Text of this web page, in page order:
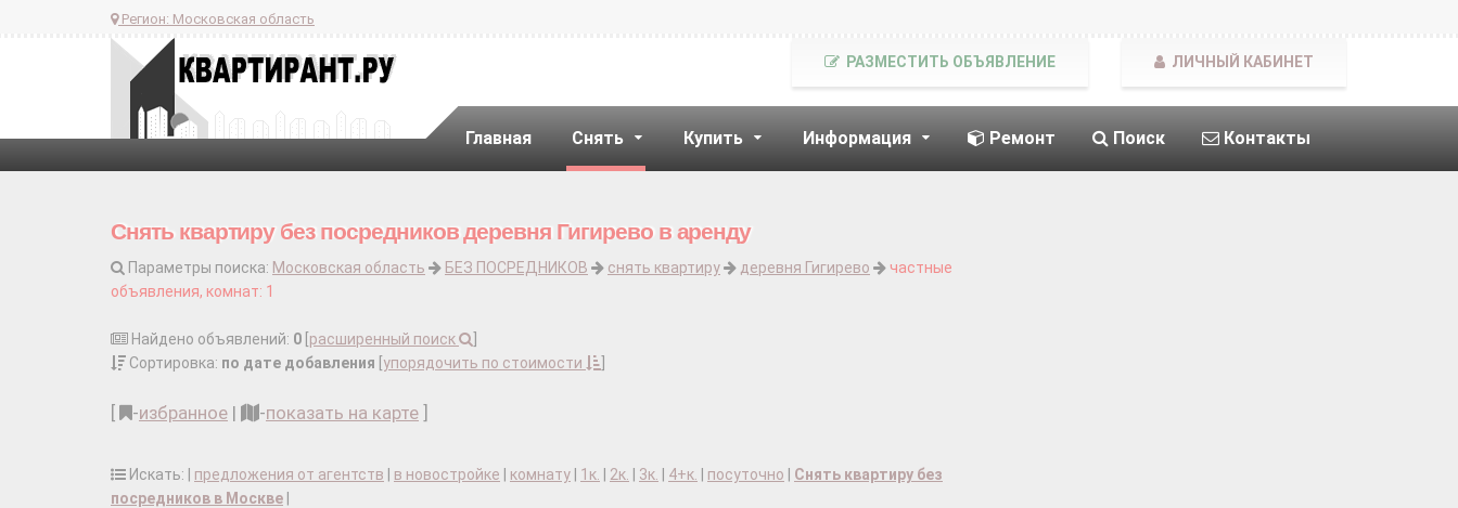
Регион: Московская область
Главная Снять Купить Информация Ремонт Поиск Контакты
РАЗМЕСТИТЬ ОБЪЯВЛЕНИЕ ЛИЧНЫЙ КАБИНЕТ
Снять квартиру без посредников деревня Гигирево в аренду
Параметры поиска: Московская область БЕЗ ПОСРЕДНИКОВ снять квартиру деревня Гигирево
частные
объявления, комнат: 1
Найдено объявлений: 0 расширенный поиск
Сортировка: по дате добавления упорядочить по стоимости
-избранное | -показать на карте
Искать: | предложения от агентств в новостройке комнату 1к. 2к. 3к. 4+к. посуточно
Снять квартиру без
посредников в Москве